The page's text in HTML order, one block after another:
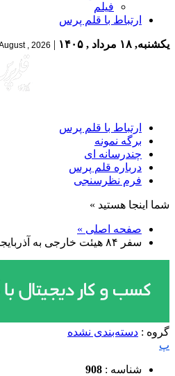
فیلم
ارتباط با قلم پرس
یکشنبه, ۱۸ مرداد , ۱۴۰۵ |
, 2026
ارتباط با قلم پرس
برگه نمونه
چندرسانه ای
درباره قلم پرس
فرم نظرسنجی
شما اینجا هستید »
صفحه اصلی »
سفر ۸۴ هیئت خارجی به آذربایجان‌شرقی در سال‌جاری
گروه : دسته‌بندی نشده
پ
شناسه : 908